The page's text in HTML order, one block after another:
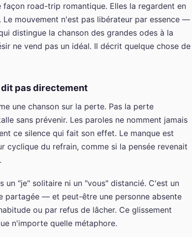
road-trip romantique. Elles la regardent en
mouvement n'est pas libérateur par essence —
distingue la chanson des grandes odes à la
ne vend pas un idéal. Il décrit quelque chose de
dit pas directement
une chanson sur la perte. Pas la perte
sans prévenir. Les paroles ne nomment jamais
ce silence qui fait son effet. Le manque est
cyclique du refrain, comme si la pensée revenait
"je" solitaire ni un "vous" distancié. C'est un
partagée — et peut-être une personne absente
ou par refus de lâcher. Ce glissement
n'importe quelle métaphore.